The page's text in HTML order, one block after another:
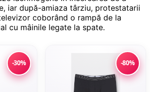
iar după-amiaza târziu, protestatarii
coborând o rampă de la
cu mâinile legate la spate.
-30% -80%